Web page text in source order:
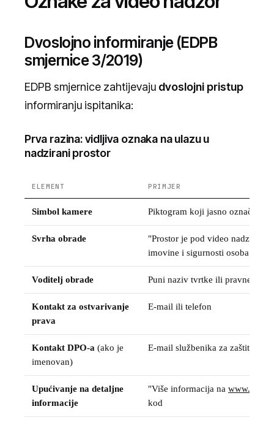
Dvoslojno informiranje (EDPB
smjernice 3/2019)
EDPB smjernice zahtijevaju dvoslojni pristup
informiranju ispitanika:
Prva razina: vidljiva oznaka na ulazu u
nadzirani prostor
ELEMENT PRIMJER
Simbol kamere Piktogram koji jasno označava
Svrha obrade
"Prostor je pod video nadzorom
imovine i sigurnosti osoba"
Voditelj obrade Puni naziv tvrtke ili pravne
Kontakt za ostvarivanje
prava
E-mail ili telefon
Kontakt DPO-a (ako je
imenovan)
E-mail službenika za zaštitu
Upućivanje na detaljne
informacije
"Više informacija na
kod